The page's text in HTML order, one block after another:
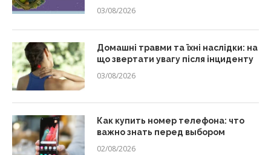
03/08/2026
Домашні травми та їхні наслідки: на
що звертати увагу після інциденту
03/08/2026
Как купить номер телефона: что
важно знать перед выбором
02/08/2026